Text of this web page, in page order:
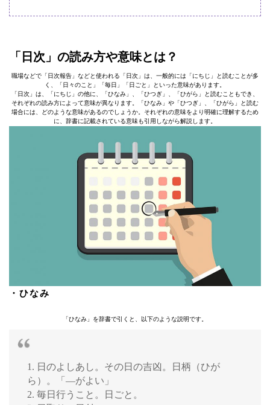
「日次」の読み方や意味とは？
職場などで「日次報告」などと使われる「日次」は、一般的には「にちじ」と読むことが多
く、「日々のこと」「毎日」「日ごと」といった意味があります。
「日次」は、「にちじ」の他に、「ひなみ」、「ひつぎ」、「ひがら」と読むこともでき、
それぞれの読み方によって意味が異なります。「ひなみ」や「ひつぎ」、「ひがら」と読む
場合には、どのような意味があるのでしょうか。それぞれの意味をより明確に理解するため
に、辞書に記載されている意味も引用しながら解説します。
・ひなみ
「ひなみ」を辞書で引くと、以下のような説明です。
1. 日のよしあし。その日の吉凶。日柄（ひが
ら）。「―がよい」
2. 毎日行うこと。日ごと。